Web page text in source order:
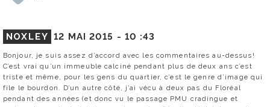
NOXLEY 12 MAI 2015 - 10 :43
Bonjour, je suis assez d’accord avec les commentaires au-dessus!
C’est vrai qu’un immeuble calciné pendant plus de deux ans c’est
triste et même, pour les gens du quartier, c’est le genre d’image qui
file le bourdon. D’un autre côté, j’ai vécu à deux pas du Floréal
pendant des années (et donc vu le passage PMU cradingue et